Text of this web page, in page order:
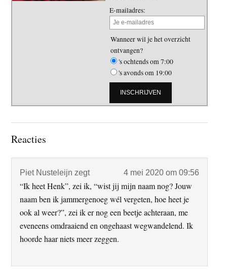
E-mailadres:
Wanneer wil je het overzicht
ontvangen?
's ochtends om 7:00
's avonds om 19:00
Lees
Reacties
Piet Nusteleijn zegt 4 mei 2020 om 09:56
“Ik heet Henk”, zei ik, “wist jij mijn naam nog? Jouw
naam ben ik jammergenoeg wél vergeten, hoe heet je
ook al weer?”, zei ik er nog een beetje achteraan, me
eveneens omdraaiend en ongehaast wegwandelend. Ik
hoorde haar niets meer zeggen.